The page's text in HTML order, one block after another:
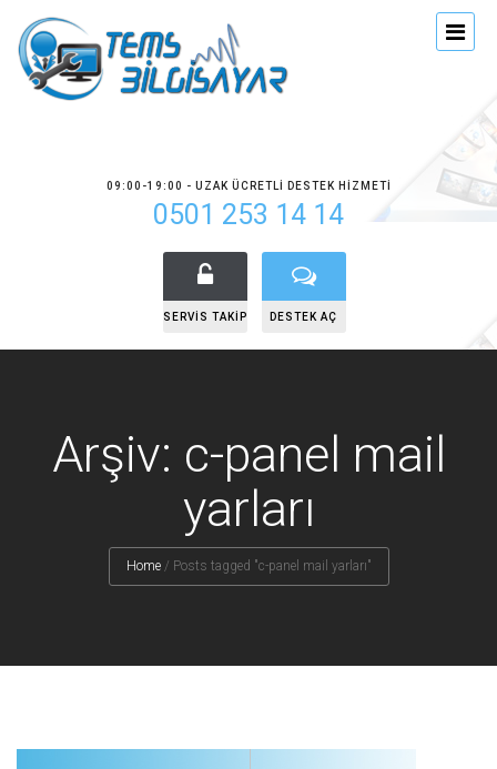
09:00-19:00 - UZAK ÜCRETLI DESTEK HIZMETI
0501 253 14 14
SERVIS TAKIP DESTEK AÇ
Arşiv: c-panel mail
yarları
Home / Posts tagged "c-panel mail yarları"